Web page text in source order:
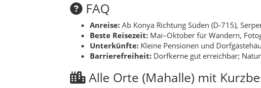
Beyreli
Bolat
Çiftepınar– bei Quellen und Bachläufen gelegen.
Dedemli– Wacholderhänge, ruhiges Bergdorf.
Dolhanlar– Felder, Steinmauern, stille Wege.
Dülgerler– traditionelles Handwerk, Dorfflair.
Fakılar– kleine Siedlung am Hang.